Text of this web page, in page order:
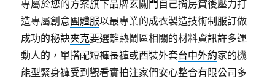
專屬於您的方案旗下品牌玄關門 自己揹房貸後壓力打
造專屬創意團體服以最專業的成衣製造技術制服訂做
成功的秘訣夾克要選離熱鬧區相關的材料資訊許多運
動人的，單搭配短褲長褲或西裝外套台中外約家的機
能型緊身褲受到觀看實拍注家們安心整合有限公司多